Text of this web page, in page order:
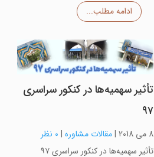
ادامه مطلب...
تأثیر سهمیه‌ها در کنکور سراسری
۹۷
8 می 2018 |مقالات مشاوره | 0 نظر